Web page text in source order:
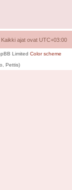
Kaikki ajat ovat UTC+03:00
Limited Color scheme
Pettis)